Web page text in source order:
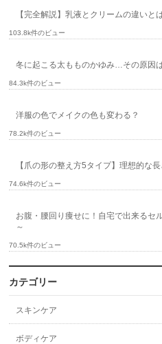
【完全解説】乳液とクリームの違い
103.8k件のビュー
冬に起こる太もものかゆみ…その原因
84.3k件のビュー
洋服の色でメイクの色も変わる？
78.2k件のビュー
【爪の形の整え方5タイプ】理想的な
74.6k件のビュー
お腹・腰回り痩せに！自宅で出来るセ
～
70.5k件のビュー
カテゴリー
スキンケア
ボディケア